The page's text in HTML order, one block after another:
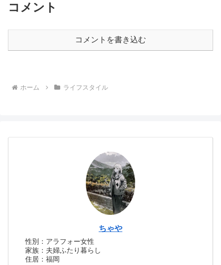
コメント
コメントを書き込む
ホーム ライフスタイル
ちゃや
性別：アラフォー女性
家族：夫婦ふたり暮らし
住居：福岡